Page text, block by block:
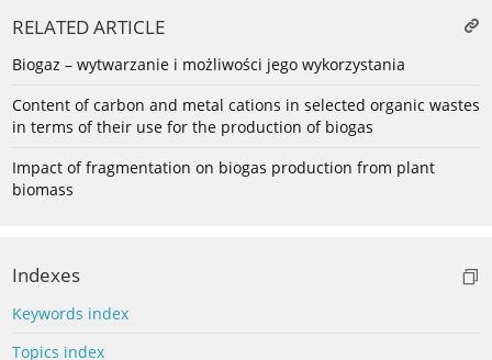
RELATED ARTICLE
Biogaz – wytwarzanie i możliwości jego wykorzystania
Content of carbon and metal cations in selected organic wastes
in terms of their use for the production of biogas
Impact of fragmentation on biogas production from plant
biomass
Indexes
Keywords index
Topics index